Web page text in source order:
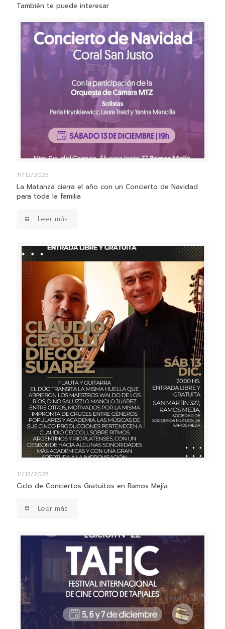
También te puede interesar
11/12/2025
La Matanza cierra el año con un Concierto de Navidad
para toda la familia
Leer más
11/12/2025
Ciclo de Conciertos Gratuitos en Ramos Mejía
Leer más